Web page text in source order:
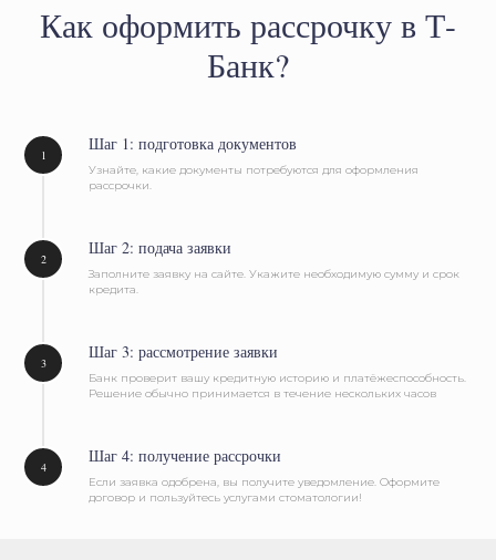
Как оформить рассрочку в Т-
Банк?
Шаг 1: подготовка документов
Узнайте, какие документы потребуются для оформления
рассрочки.
Шаг 2: подача заявки
Заполните заявку на сайте. Укажите необходимую сумму и срок
кредита.
Шаг 3: рассмотрение заявки
Банк проверит вашу кредитную историю и платёжеспособность.
Решение обычно принимается в течение нескольких часов
Шаг 4: получение рассрочки
Если заявка одобрена, вы получите уведомление. Оформите
договор и пользуйтесь услугами стоматологии!